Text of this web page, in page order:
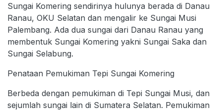
Sungai Komering sendirinya hulunya berada di Danau
Ranau, OKU Selatan dan mengalir ke Sungai Musi
Palembang. Ada dua sungai dari Danau Ranau yang
membentuk Sungai Komering yakni Sungai Saka dan
Sungai Selabung.
Penataan Pemukiman Tepi Sungai Komering
Berbeda dengan pemukiman di Tepi Sungai Musi, dan
sejumlah sungai lain di Sumatera Selatan. Pemukiman